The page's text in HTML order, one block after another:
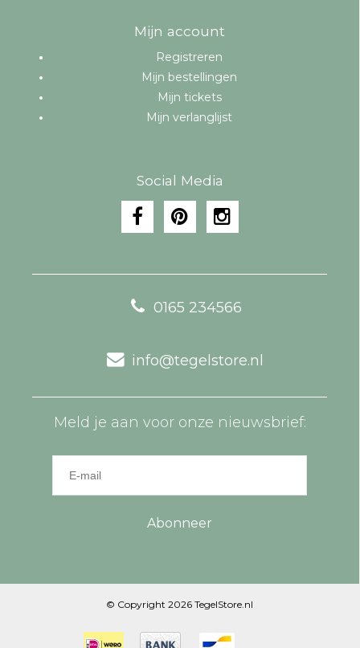
Mijn account
Registreren
Mijn bestellingen
Mijn tickets
Mijn verlanglijst
Social Media
0165 234566
info@tegelstore.nl
Meld je aan voor onze nieuwsbrief:
Abonneer
© Copyright 2026 TegelStore.nl